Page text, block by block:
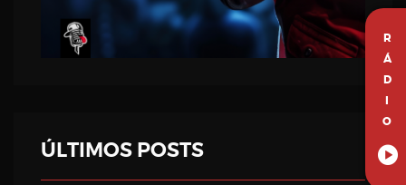
R
Á
D
I
O
ÚLTIMOS POSTS